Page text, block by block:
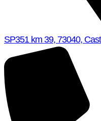
SP351 km 39, 73040,